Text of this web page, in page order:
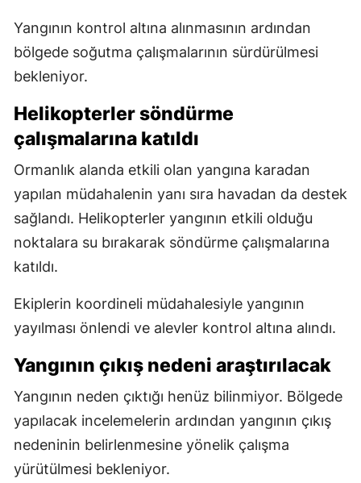
Yangının kontrol altına alınmasının ardından
bölgede soğutma çalışmalarının sürdürülmesi
bekleniyor.
Helikopterler söndürme
çalışmalarına katıldı
Ormanlık alanda etkili olan yangına karadan
yapılan müdahalenin yanı sıra havadan da destek
sağlandı. Helikopterler yangının etkili olduğu
noktalara su bırakarak söndürme çalışmalarına
katıldı.
Ekiplerin koordineli müdahalesiyle yangının
yayılması önlendi ve alevler kontrol altına alındı.
Yangının çıkış nedeni araştırılacak
Yangının neden çıktığı henüz bilinmiyor. Bölgede
yapılacak incelemelerin ardından yangının çıkış
nedeninin belirlenmesine yönelik çalışma
yürütülmesi bekleniyor.